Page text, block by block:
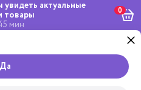
увидеть актуальные
товары
мин
Да
0